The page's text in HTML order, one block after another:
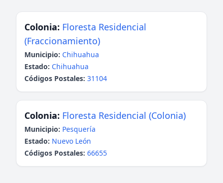
Colonia: Floresta Residencial
(Fraccionamiento)
Municipio: Chihuahua
Estado: Chihuahua
Códigos Postales: 31104
Colonia: Floresta Residencial (Colonia)
Municipio: Pesquería
Estado: Nuevo León
Códigos Postales: 66655